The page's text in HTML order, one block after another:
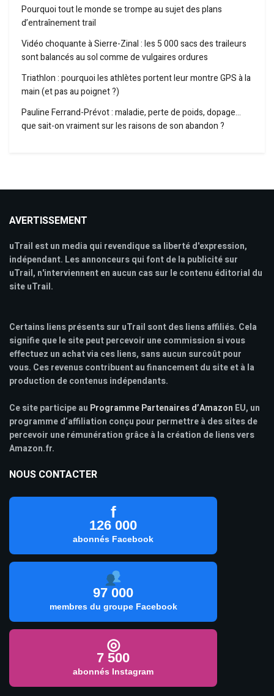
Pourquoi tout le monde se trompe au sujet des plans
d’entraînement trail
Vidéo choquante à Sierre-Zinal : les 5 000 sacs des traileurs
sont balancés au sol comme de vulgaires ordures
Triathlon : pourquoi les athlètes portent leur montre GPS à la
main (et pas au poignet ?)
Pauline Ferrand-Prévot : maladie, perte de poids, dopage…
que sait-on vraiment sur les raisons de son abandon ?
AVERTISSEMENT
uTrail est un media qui revendique sa liberté d'expression,
indépendant. Les annonceurs qui font de la publicité sur
uTrail, n'interviennent en aucun cas sur le contenu éditorial du
site uTrail.
Certains liens présents sur uTrail sont des liens affiliés. Cela
signifie que le site peut percevoir une commission si vous
effectuez un achat via ces liens, sans aucun surcoût pour
vous. Ces revenus contribuent au financement du site et à la
production de contenus indépendants.
Ce site participe au Programme Partenaires d’Amazon EU, un
programme d’affiliation conçu pour permettre à des sites de
percevoir une rémunération grâce à la création de liens vers
Amazon.fr.
NOUS CONTACTER
f
126 000
abonnés Facebook
97 000
membres du groupe Facebook
◎
7 500
abonnés Instagram